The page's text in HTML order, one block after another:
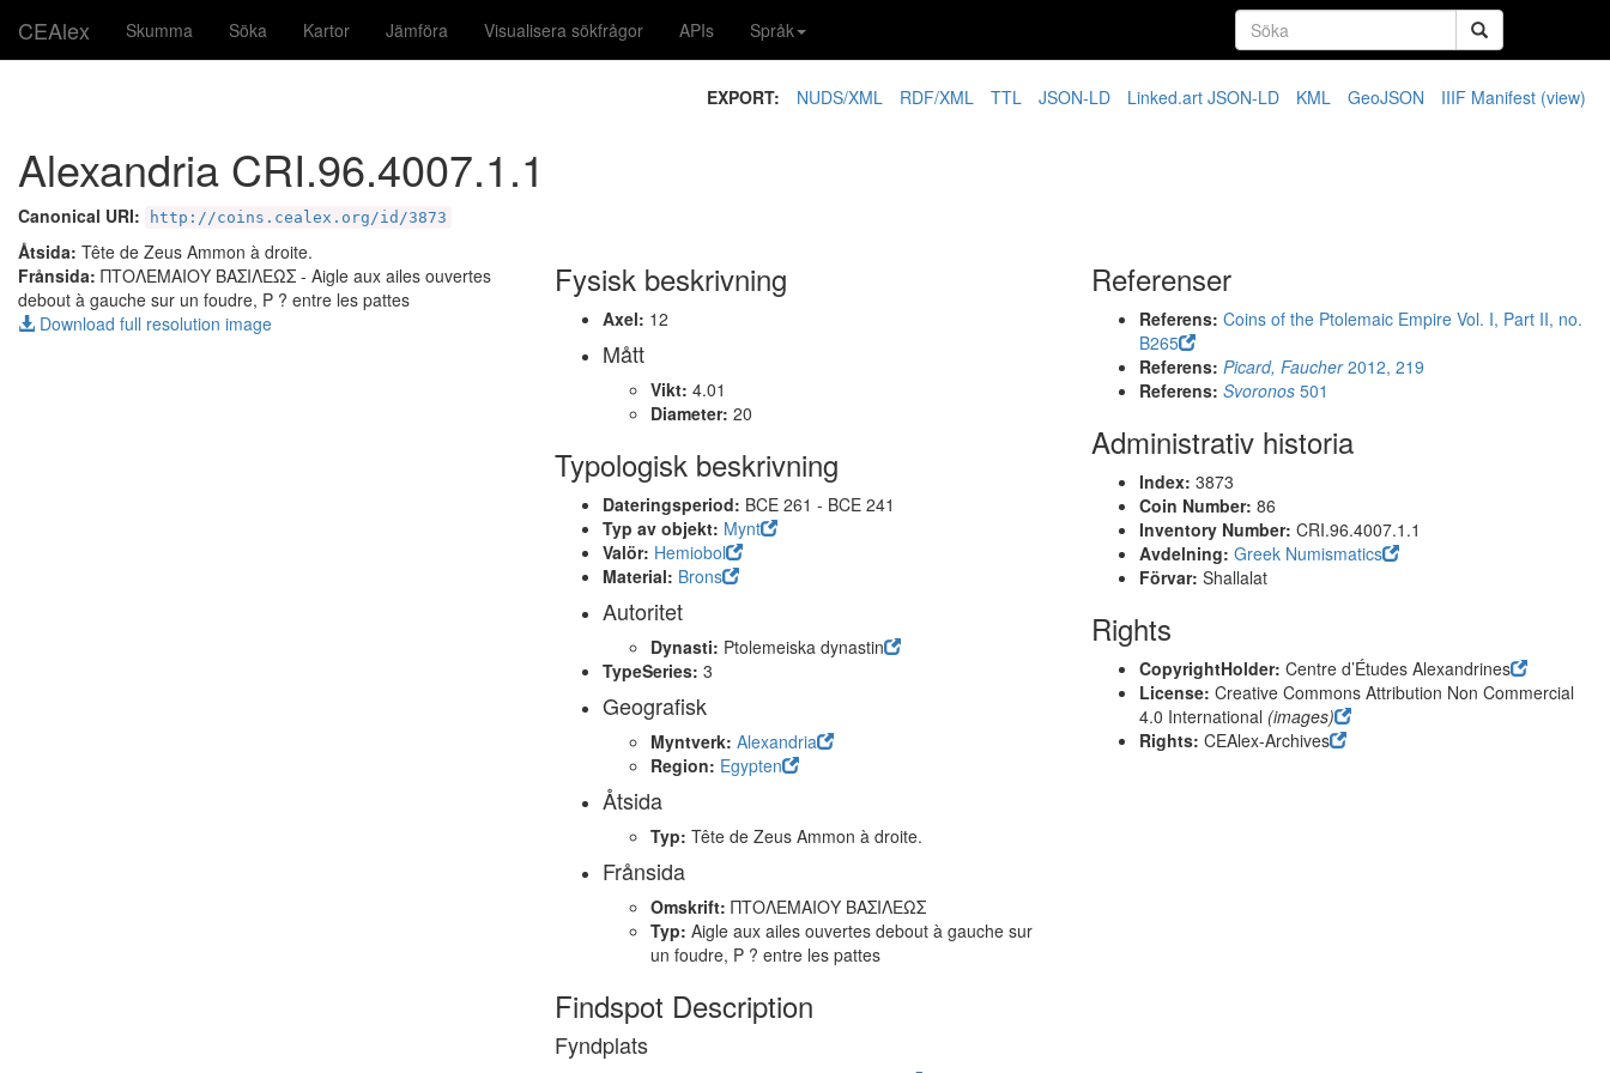
CEAlex Skumma Söka Kartor Jämföra Visualisera sökfrågor APIs Språk
EXPORT: NUDS/XML RDF/XML TTL JSON-LD Linked.art JSON-LD KML GeoJSON IIIF Manifest (view)
Alexandria CRI.96.4007.1.1
Canonical URI: http://coins.cealex.org/id/3873
Åtsida: Tête de Zeus Ammon à droite.
Frånsida: ΠΤΟΛΕΜΑΙΟΥ ΒΑΣΙΛΕΩΣ - Aigle aux ailes ouvertes
debout à gauche sur un foudre, P ? entre les pattes
Download full resolution image
Fysisk beskrivning
Axel: 12
Mått
Vikt: 4.01
Diameter: 20
Typologisk beskrivning
Dateringsperiod: BCE 261 - BCE 241
Typ av objekt: Mynt
Valör: Hemiobol
Material: Brons
Autoritet
Dynasti: Ptolemeiska dynastin
TypeSeries: 3
Geografisk
Myntverk: Alexandria
Region: Egypten
Åtsida
Typ: Tête de Zeus Ammon à droite.
Frånsida
Omskrift: ΠΤΟΛΕΜΑΙΟΥ ΒΑΣΙΛΕΩΣ
Typ: Aigle aux ailes ouvertes debout à gauche sur
un foudre, P ? entre les pattes
Findspot Description
Fyndplats
Referenser
Referens: Coins of the Ptolemaic Empire Vol. I, Part II, no.
B265
Referens: Picard, Faucher2012, 219
Referens: Svoronos 501
Administrativ historia
Index: 3873
Coin Number: 86
Inventory Number: CRI.96.4007.1.1
Avdelning: Greek Numismatics
Förvar: Shallalat
Rights
CopyrightHolder: Centre d’Études Alexandrines
License: Creative Commons Attribution Non Commercial
4.0 International (images)
Rights: CEAlex-Archives